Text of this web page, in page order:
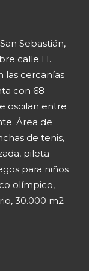
Sebastián,
calle H.
las cercanías
con 68
oscilan entre
Área de
de tenis,
pileta
para niños
olímpico,
30.000 m2